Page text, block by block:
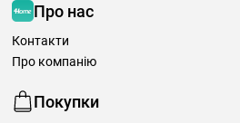
Про нас
Контакти
Про компанію
Покупки